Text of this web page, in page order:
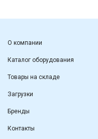
О компании
Каталог оборудования
Товары на складе
Загрузки
Бренды
Контакты